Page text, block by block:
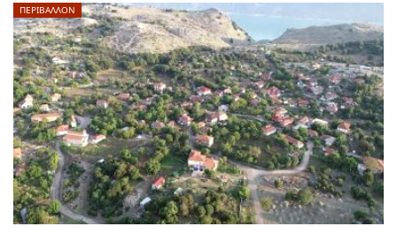
ΠΕΡΙΒΑΛΛΟΝ